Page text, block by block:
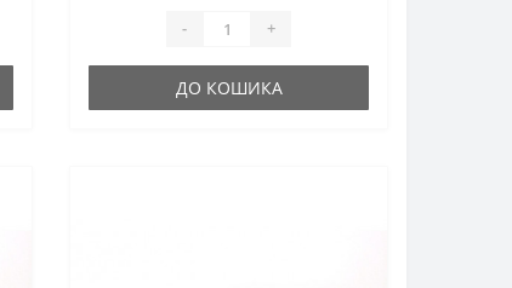
- +
ДО КОШИКА